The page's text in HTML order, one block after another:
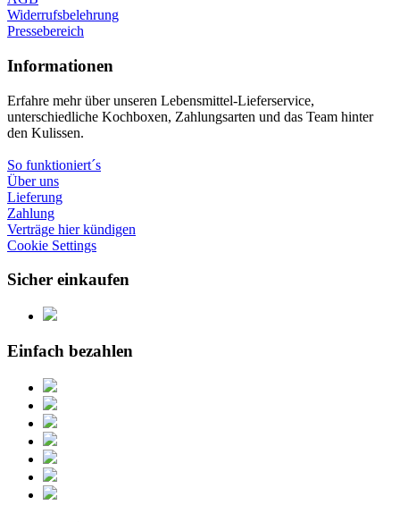
Widerrufsbelehrung
Pressebereich
Informationen
Erfahre mehr über unseren Lebensmittel-Lieferservice,
unterschiedliche Kochboxen, Zahlungsarten und das Team hinter
den Kulissen.
So funktioniert´s
Über uns
Lieferung
Zahlung
Verträge hier kündigen
Cookie Settings
Sicher einkaufen
Einfach bezahlen